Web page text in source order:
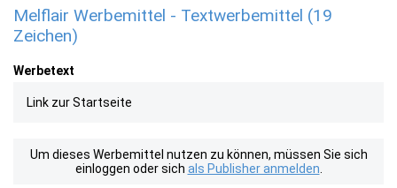
Melflair Werbemittel - Textwerbemittel (19
Zeichen)
Werbetext
Link zur Startseite
Um dieses Werbemittel nutzen zu können, müssen Sie sich
einloggen oder sich als Publisher anmelden